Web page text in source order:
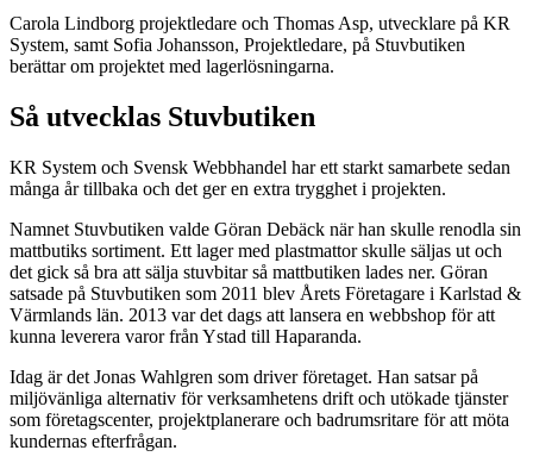
Carola Lindborg projektledare och Thomas Asp, utvecklare på KR
System, samt Sofia Johansson, Projektledare, på Stuvbutiken
berättar om projektet med lagerlösningarna.
Så utvecklas Stuvbutiken
KR System och Svensk Webbhandel har ett starkt samarbete sedan
många år tillbaka och det ger en extra trygghet i projekten.
Namnet Stuvbutiken valde Göran Debäck när han skulle renodla sin
mattbutiks sortiment. Ett lager med plastmattor skulle säljas ut och
det gick så bra att sälja stuvbitar så mattbutiken lades ner. Göran
satsade på Stuvbutiken som 2011 blev Årets Företagare i Karlstad &
Värmlands län. 2013 var det dags att lansera en webbshop för att
kunna leverera varor från Ystad till Haparanda.
Idag är det Jonas Wahlgren som driver företaget. Han satsar på
miljövänliga alternativ för verksamhetens drift och utökade tjänster
som företagscenter, projektplanerare och badrumsritare för att möta
kundernas efterfrågan.